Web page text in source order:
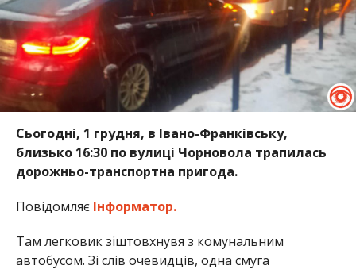
Сьогодні, 1 грудня, в Івано-Франківську,
близько 16:30 по вулиці Чорновола трапилась
дорожньо-транспортна пригода.
ПовідомляєІнформатор.
Там легковик зіштовхнувя з комунальним
автобусом. Зі слів очевидців, одна смуга